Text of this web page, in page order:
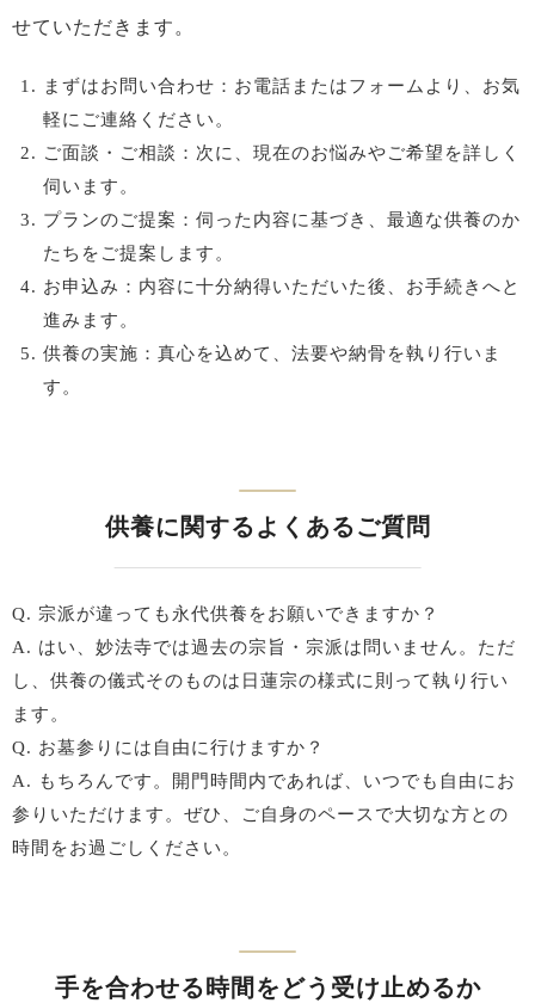
せていただきます。
まずはお問い合わせ：お電話またはフォームより、お気
軽にご連絡ください。
ご面談・ご相談：次に、現在のお悩みやご希望を詳しく
伺います。
プランのご提案：伺った内容に基づき、最適な供養のか
たちをご提案します。
お申込み：内容に十分納得いただいた後、お手続きへと
進みます。
供養の実施：真心を込めて、法要や納骨を執り行いま
す。
供養に関するよくあるご質問
Q. 宗派が違っても永代供養をお願いできますか？
A. はい、妙法寺では過去の宗旨・宗派は問いません。ただ
し、供養の儀式そのものは日蓮宗の様式に則って執り行い
ます。
Q. お墓参りには自由に行けますか？
A. もちろんです。開門時間内であれば、いつでも自由にお
参りいただけます。ぜひ、ご自身のペースで大切な方との
時間をお過ごしください。
手を合わせる時間をどう受け止めるか